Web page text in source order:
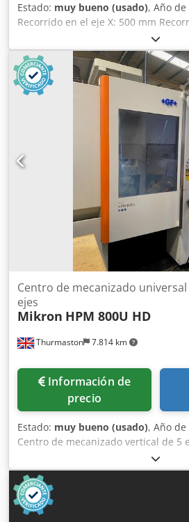
Estado: muy bueno (usado), Año
Recorrido en el eje X: 500 mm
mm Recorrido en el eje Z: 400 mm
Djdpfx Akszawmajzjkr Cono: SK 40
variable, de 2 rpm Velocidad de
de cambio de herramientas: 16
sujeción: 700 x 500 mm Peso
trabajo: 500 kg Peso de la máquina:
t Dimensiones de la máquina: 2,8 x
refrigeración, volante manual
Aproximadamente 1500 horas de
Thurmaston 7.814 km
Centro de mecanizado universal
ejes
Mikron HPM 800U HD
Información de
precio
Estado: muy bueno (usado), Año
Centro de mecanizado vertical de 5
HD, con cambiador de 7 paletas
x 800 x 550 mm. Mesa de 500 x 500
grados. Eje C: 360 grados. Control
TNC530. Velocidad del husillo:
husillo: 36 kW. Cono del husillo: